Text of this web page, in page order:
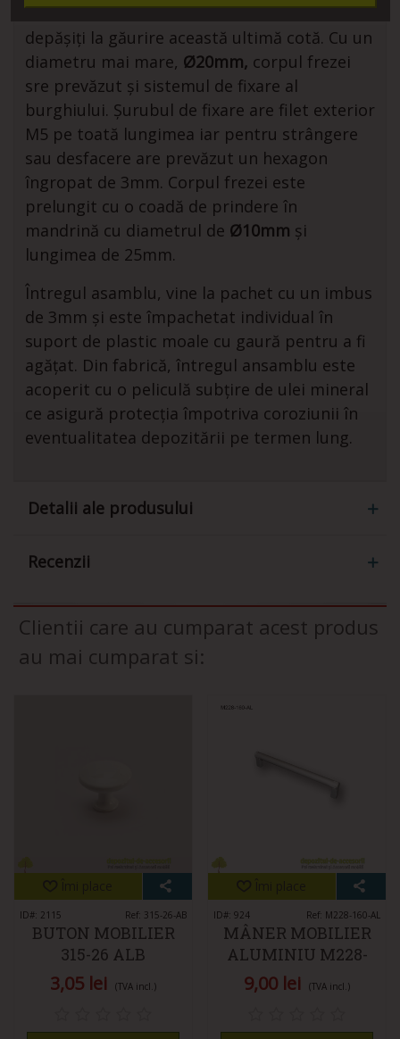
zenc-ului. Recomandarea noastră este să nu
depășiți la găurire această ultimă cotă. Cu un
diametru mai mare, Ø20mm, corpul frezei
sre prevăzut și sistemul de fixare al
burghiului. Șurubul de fixare are filet exterior
M5 pe toată lungimea iar pentru strângere
sau desfacere are prevăzut un hexagon
îngropat de 3mm. Corpul frezei este
prelungit cu o coadă de prindere în
mandrină cu diametrul de Ø10mm și
lungimea de 25mm.
Întregul asamblu, vine la pachet cu un imbus
de 3mm și este împachetat individual în
suport de plastic moale cu gaură pentru a fi
agățat. Din fabrică, întregul ansamblu este
acoperit cu o peliculă subțire de ulei mineral
ce asigură protecția împotriva coroziunii în
eventualitatea depozitării pe termen lung.
Detalii ale produsului
Recenzii
Clientii care au cumparat acest produs
au mai cumparat si:
ID#: 2115 Ref: 315-26-AB
BUTON MOBILIER
315-26 ALB
3,05 lei (TVA incl.)
ID#: 924 Ref: M228-160-AL
MÂNER MOBILIER
ALUMINIU M228-
160-AL
9,00 lei (TVA incl.)